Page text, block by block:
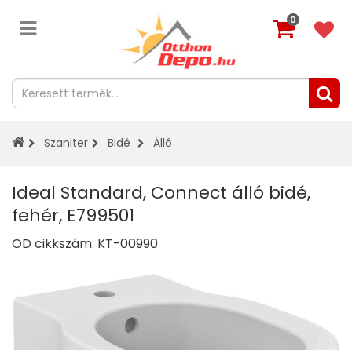
0
Szaniter Bidé Álló
Ideal Standard, Connect álló bidé,
fehér, E799501
OD cikkszám: KT-00990